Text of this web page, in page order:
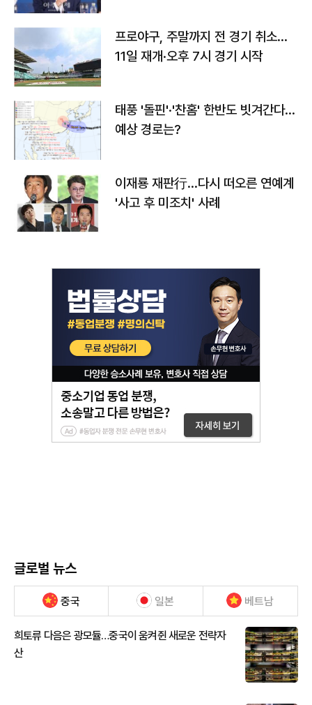
프로야구, 주말까지 전 경기 취소…
11일 재개·오후 7시 경기 시작
태풍 '돌핀'·'찬홈' 한반도 빗겨간다…
예상 경로는?
이재룡 재판行…다시 떠오른 연예계
'사고 후 미조치' 사례
글로벌 뉴스
중국 일본 베트남
희토류 다음은 광모듈…중국이 움켜쥔 새로운 전략자
산